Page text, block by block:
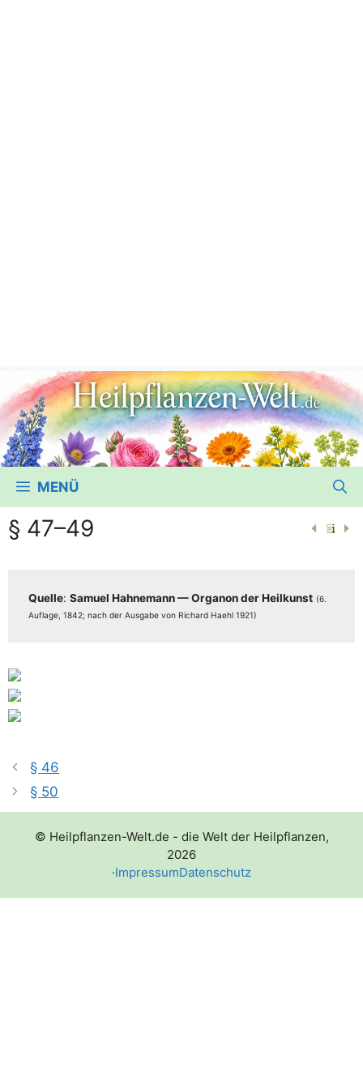
MENÜ
§ 47–49
Quel­le: Samu­el Hah­ne­mann — Orga­non der Heil­kunst (6.
Auf­la­ge, 1842; nach der Aus­ga­be von Richard Haehl 1921)
§ 46
§ 50
© Heilpflanzen-Welt.de - die Welt der Heilpflanzen,
2026
·ImpressumDatenschutz